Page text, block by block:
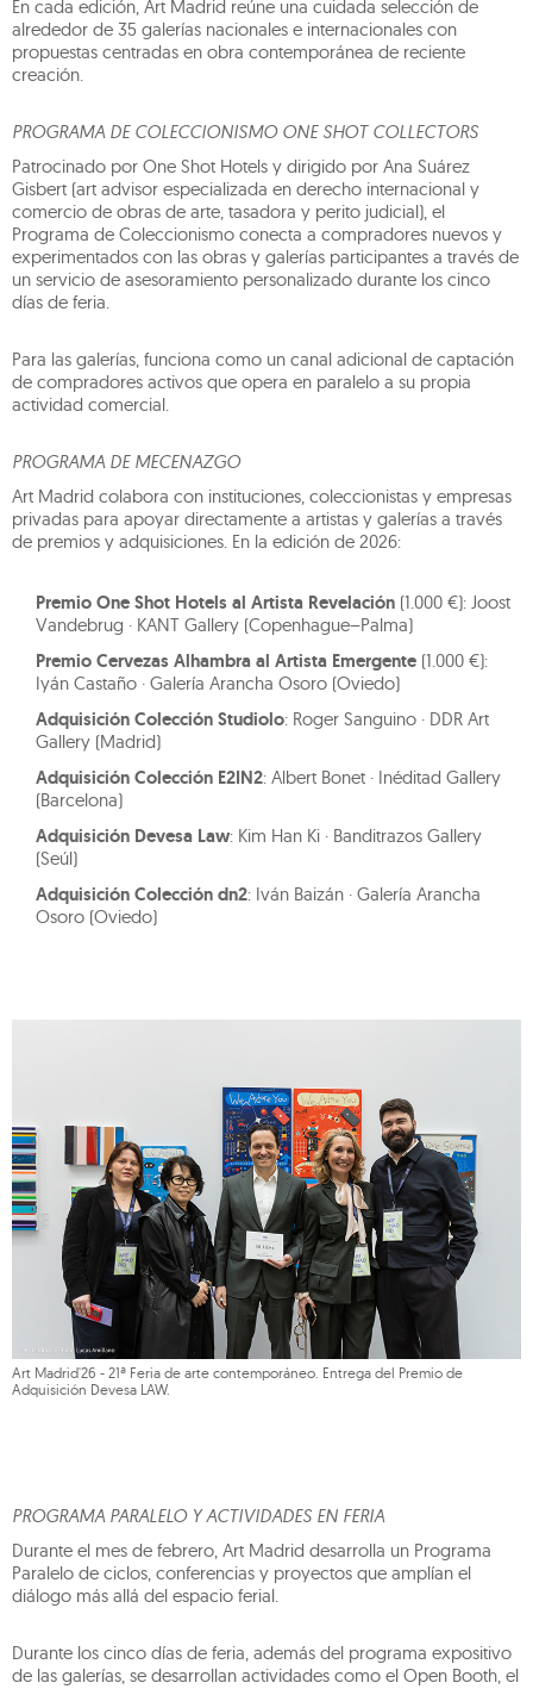
En cada edición, Art Madrid reúne una cuidada selección de
alrededor de 35 galerías nacionales e internacionales con
propuestas centradas en obra contemporánea de reciente
creación.
PROGRAMA DE COLECCIONISMO ONE SHOT COLLECTORS
Patrocinado por One Shot Hotels y dirigido por Ana Suárez
Gisbert (art advisor especializada en derecho internacional y
comercio de obras de arte, tasadora y perito judicial), el
Programa de Coleccionismo conecta a compradores nuevos y
experimentados con las obras y galerías participantes a través de
un servicio de asesoramiento personalizado durante los cinco
días de feria.
Para las galerías, funciona como un canal adicional de captación
de compradores activos que opera en paralelo a su propia
actividad comercial.
PROGRAMA DE MECENAZGO
Art Madrid colabora con instituciones, coleccionistas y empresas
privadas para apoyar directamente a artistas y galerías a través
de premios y adquisiciones. En la edición de 2026:
Premio One Shot Hotels al Artista Revelación (1.000 €): Joost
Vandebrug · KANT Gallery (Copenhague–Palma)
Premio Cervezas Alhambra al Artista Emergente (1.000 €):
Iyán Castaño · Galería Arancha Osoro (Oviedo)
Adquisición Colección Studiolo: Roger Sanguino · DDR Art
Gallery (Madrid)
Adquisición Colección E2IN2: Albert Bonet · Inéditad Gallery
(Barcelona)
Adquisición Devesa Law: Kim Han Ki · Banditrazos Gallery
(Seúl)
Adquisición Colección dn2: Iván Baizán · Galería Arancha
Osoro (Oviedo)
Art Madrid'26 - 21ª Feria de arte contemporáneo. Entrega del Premio de
Adquisición Devesa LAW.
PROGRAMA PARALELO Y ACTIVIDADES EN FERIA
Durante el mes de febrero, Art Madrid desarrolla un Programa
Paralelo de ciclos, conferencias y proyectos que amplían el
diálogo más allá del espacio ferial.
Durante los cinco días de feria, además del programa expositivo
de las galerías, se desarrollan actividades como el Open Booth, el